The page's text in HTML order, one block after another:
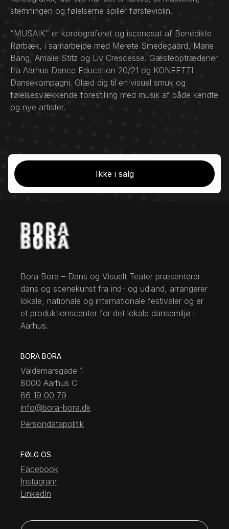
stemningen og følelserne spiller førsteviolin.
“MUSAIK” er koreograferet og iscenesat af Benedikte
Rørbæk, i samarbejde med Merete Smedegaard, Marie
Bang, Amalie Stitz og Liv Crescesse. Gæsteoptrædener
fra Aarhus Dance Education 20/21 og KONFETTI
Dansekompagni. Glæd dig til en visuel smuk og
følelsesvækkende forestilling med musik af både kendte
og nye artister.
Ikke i salg
Bora Bora – Dans og Visuelt Teater præsenterer
dans og scenekunst fra ind- og udland, arrangerer
lokale, nationale og internationale festivaler og er
et produktionscenter for det lokale dansemiljø i
Aarhus.
BORA BORA
Valdemarsgade 1
8000 Aarhus C
86 19 00 79
info@bora-bora.dk
Persondatapolitik
FØLG OS
Facebook
Instagram
LinkedIn